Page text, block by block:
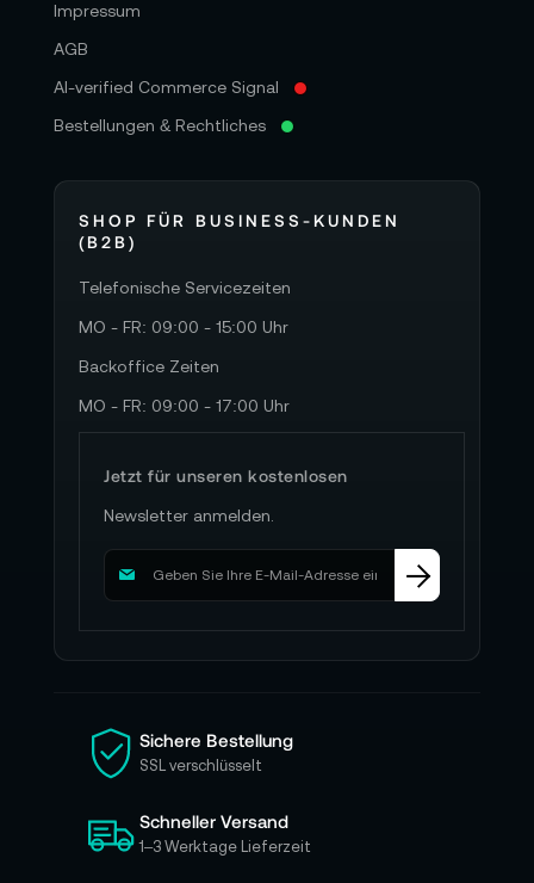
Impressum
AGB
AI-verified Commerce Signal
Bestellungen & Rechtliches
SHOP FÜR BUSINESS-KUNDEN
(B2B)
Telefonische Servicezeiten
MO - FR: 09:00 - 15:00 Uhr
Backoffice Zeiten
MO - FR: 09:00 - 17:00 Uhr
Jetzt für unseren kostenlosen
Newsletter anmelden.
M
d
i
e
s
c
h
Sichere Bestellung
SSL verschlüsselt
Schneller Versand
1–3 Werktage Lieferzeit